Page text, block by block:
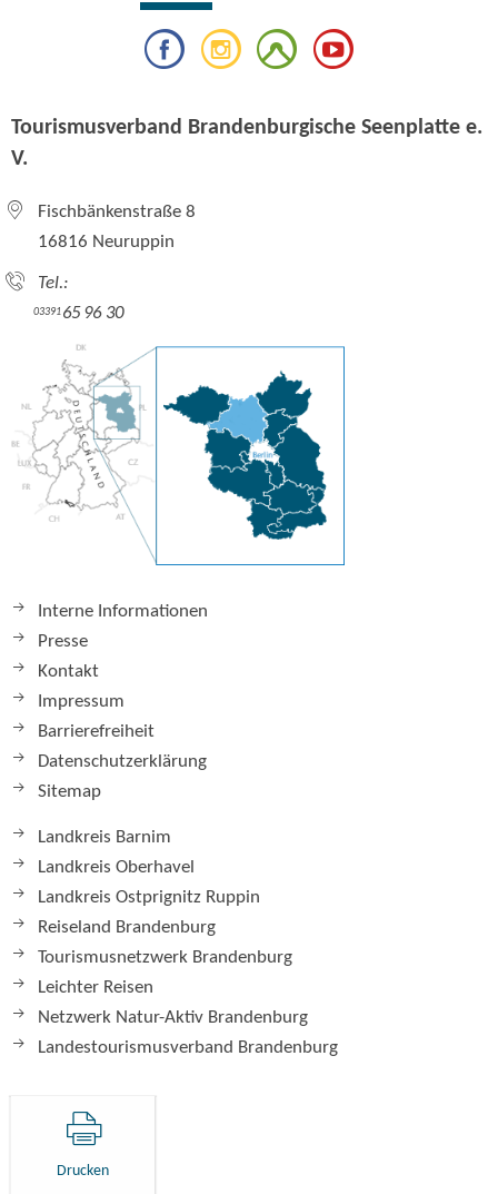
Tourismusverband Brandenburgische Seenplatte e.
V.
Fischbänkenstraße 8
16816 Neuruppin
Tel.:
0339165 96 30
Interne Informationen
Presse
Kontakt
Impressum
Barrierefreiheit
Datenschutzerklärung
Sitemap
Landkreis Barnim
Landkreis Oberhavel
Landkreis Ostprignitz Ruppin
Reiseland Brandenburg
Tourismusnetzwerk Brandenburg
Leichter Reisen
Netzwerk Natur-Aktiv Brandenburg
Landestourismusverband Brandenburg
Drucken